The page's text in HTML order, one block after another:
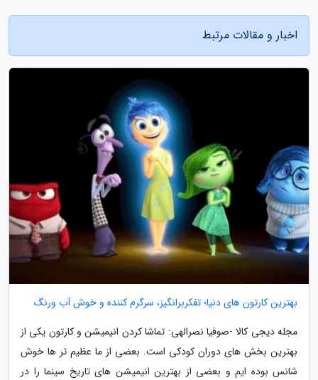
اخبار و مقالات مرتبط
بهترین کارتون های دنیا؛ تفکربرانگیز، سرگرم کننده و خوش آب ورنگ
مجله دیجی کالا -صوفیا نصرالهی: تماشا کردن انیمیشن و کارتون یکی از
بهترین بخش های دوران کودکی است. بعضی از ما عظیم تر ها خوش
شانس بوده ایم و بعضی از بهترین انیمیشن های تاریخ سینما را در